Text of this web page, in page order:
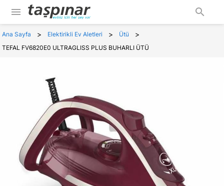
menu search
Ana Sayfa > Elektirikli Ev Aletleri > Ütü >
TEFAL FV6820E0 ULTRAGLISS PLUS BUHARLI ÜTÜ